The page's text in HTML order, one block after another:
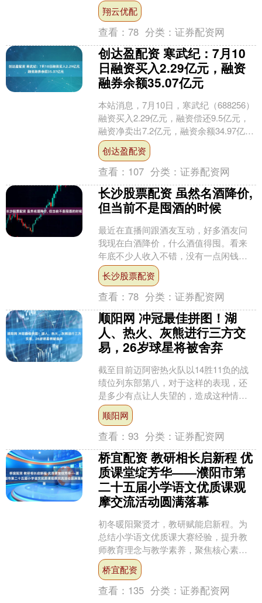
价值持续提升。2025年已近尾声， “两改
一入户”....
翔云优配
查看：78 分类：证券配资网
创达盈配资 寒武纪：7月10
日融资买入2.29亿元，融资
融券余额35.07亿元
本站消息，7月10日，寒武纪（688256）
融资买入2.29亿元，融资偿还9.5亿元，
融资净卖出7.2亿元，融资余额34.97亿
元。 融券方面，当日融券卖出13....
创达盈配资
查看： 107 分类：证券配资网
长沙股票配资 虽然名酒降价,
但当前不是囤酒的时候
最近在直播间跟酒友互动，好多酒友问
我现在白酒降价，什么酒值得囤。看来
年底不少人收入不错，没有一点闲钱，
谁考虑囤酒这个事。 其实这个话题我之
前讲过，这次我重新梳理....
长沙股票配资
查看：78 分类：证券配资网
顺阳网 冲冠最佳拼图！湖
人、热火、灰熊进行三方交
易，26岁球星将被舍弃
截至目前迈阿密热火队以14胜11负的战
绩位列东部第八，对于这样的表现，还
是多少有点让人失望的，造成这种情
况，主要还是攻防两端表现都不理想，
最突出的矛盾在于泰勒·....
顺阳网
查看：93 分类：证券配资网
桥宜配资 教研相长启新程 优
质课堂绽芳华——濮阳市第
二十五届小学语文优质课观
摩交流活动圆满落幕
初冬暖阳聚贤才，教研赋能启新程。为
总结小学语文优质课大赛经验，提升教
师教育理念与教学素养，聚焦核心素养
培育，2025年11月14日，濮阳市第二十
五届小学语文优质....
桥宜配资
查看： 135 分类：证券配资网